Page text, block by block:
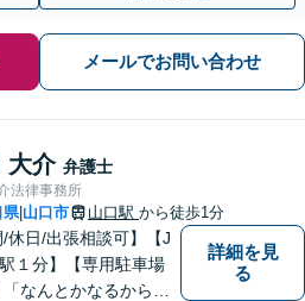
メールでお問い合わせ
大介 弁護士
法律事務所
県| 山口市 山口駅 から徒歩1分
/休日/出張相談可】【J
１分】【専用駐車場
なんとかなるから大
詳細を見
る